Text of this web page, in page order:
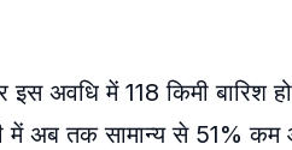
अवधि में 118 किमी बारिश
में अब तक सामान्य से 51% कम